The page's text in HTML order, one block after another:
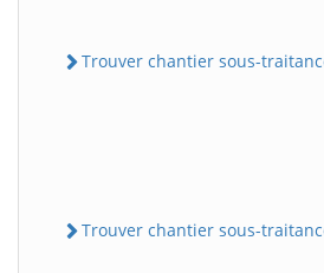
Trouver chantier sous-
Trouver chantier sous-